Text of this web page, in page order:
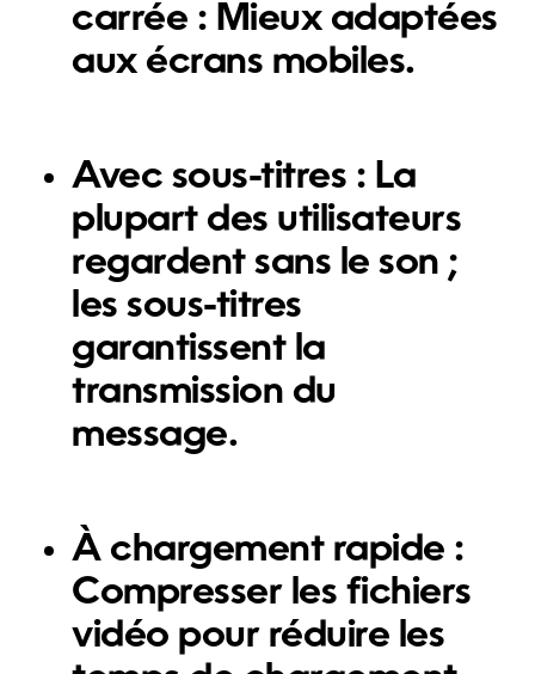
carrée : Mieux adaptées
aux écrans mobiles.
Avec sous-titres : La
plupart des utilisateurs
regardent sans le son ;
les sous-titres
garantissent la
transmission du
message.
À chargement rapide :
Compresser les fichiers
vidéo pour réduire les